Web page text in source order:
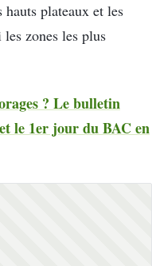
hauts plateaux et les
zones les plus
? Le bulletin
le 1er jour du BAC en